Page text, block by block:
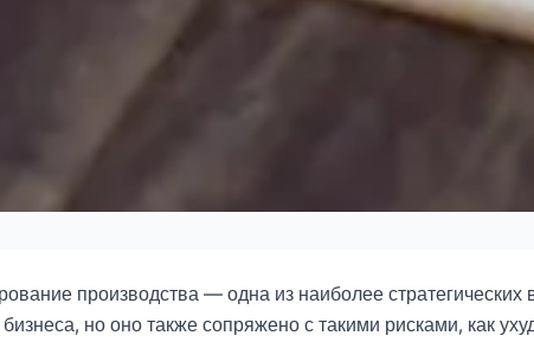
вашим успехом
производства — одна из наиболее стратегических
но оно также сопряжено с такими рисками, как